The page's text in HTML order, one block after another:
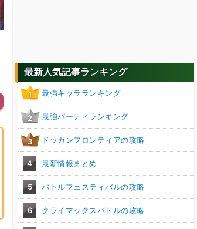
最新人気記事ランキング
1 最強キャラランキング
2 最強パーティランキング
3 ドッカンフロンティアの攻略
4 最新情報まとめ
5 バトルフェスティバルの攻略
6 クライマックスバトルの攻略